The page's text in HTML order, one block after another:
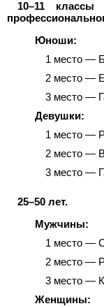
10–11 классы
Юноши:
1 место —
2 место —
3 место —
Девушки:
1 место —
2 место —
3 место —
25–50 лет.
Мужчины:
1 место —
2 место —
3 место —
Женщины: